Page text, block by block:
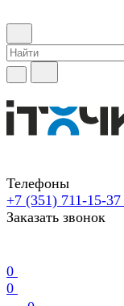
Телефоны
+7 (351) 711-15-37
Заказать звонок
0
0